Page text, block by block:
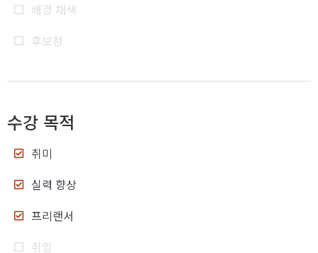
배경 채색
후보정
수강 목적
취미
실력 향상
프리랜서
취업